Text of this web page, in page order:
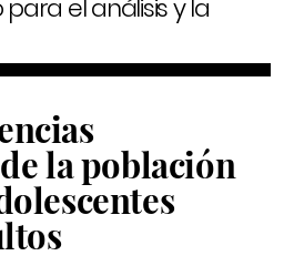
el análisis y la
la población